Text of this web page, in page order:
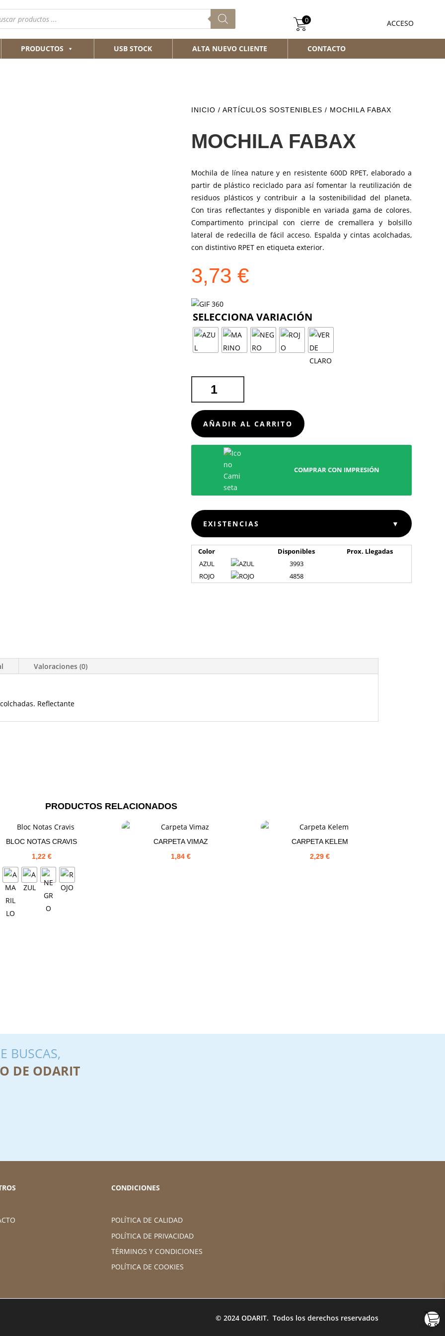
ACCESO
0
PRODUCTOS USB STOCK ALTA NUEVO CLIENTE CONTACTO
INICIO / ARTÍCULOS SOSTENIBLES / MOCHILA FABAX
MOCHILA FABAX
Mochila de línea nature y en resistente 600D RPET, elaborado a
partir de plástico reciclado para así fomentar la reutilización de
residuos plásticos y contribuir a la sostenibilidad del planeta.
Con tiras reflectantes y disponible en variada gama de colores.
Compartimento principal con cierre de cremallera y bolsillo
lateral de redecilla de fácil acceso. Espalda y cintas acolchadas,
con distintivo RPET en etiqueta exterior.
3,73 €
FABAX
CANTIDAD
AÑADIR AL CARRITO
COMPRAR CON IMPRESIÓN
EXISTENCIAS ▼
Color Disponibles
Prox. Llegadas
AZUL
3993
ROJO
4858
Valoraciones (0)
Reflectante
PRODUCTOS RELACIONADOS
BLOC NOTAS CRAVIS
1,22 €
CARPETA VIMAZ
1,84€
CARPETA KELEM
2,29€
BUSCAS,
DE ODARIT
CONDICIONES
POLÍTICA DE CALIDAD
POLÍTICA DE PRIVACIDAD
TÉRMINOS Y CONDICIONES
POLÍTICA DE COOKIES
© 2024 ODARIT. Todos los derechos reservados